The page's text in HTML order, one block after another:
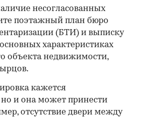
несогласованных
поэтажный план бюро
(БТИ) и выписку
характеристиках
объекта недвижимости,
кажется
и она может принести
отсутствие двери между